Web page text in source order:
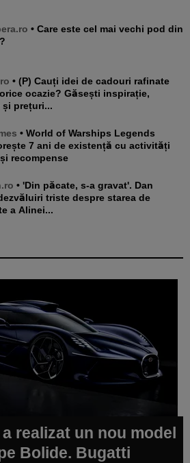
• Care este cel mai vechi pod din
• (P) Cauți idei de cadouri rafinate
ocazie? Găsești inspirație,
prețuri...
• World of Warships Legends
7 ani de existență cu activități
recompense
• 'Din păcate, s-a gravat'. Dan
triste despre starea de
a Alinei...
realizat un nou model
Bolide. Bugatti